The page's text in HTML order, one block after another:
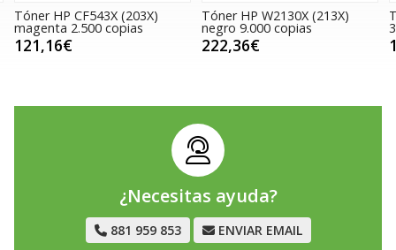
HP CF543X (203X)
2.500 copias
Tóner HP W2130X (213X)
negro 9.000 copias
222,36€
Tóner
3.000
¿Necesitas ayuda?
881 959 853 ENVIAR EMAIL